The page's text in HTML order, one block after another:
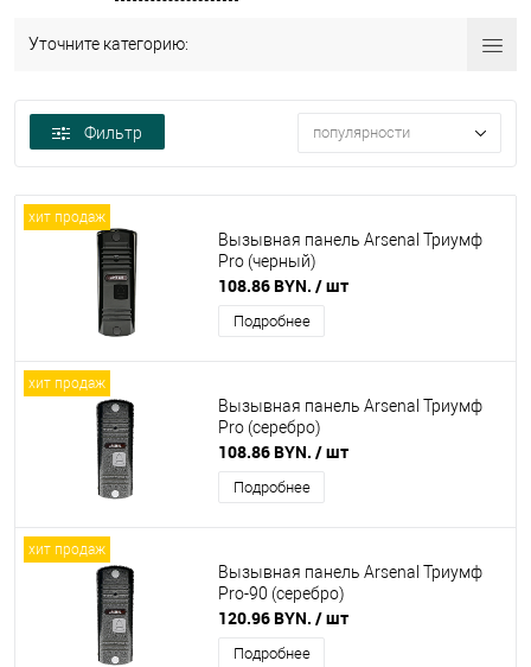
Уточните категорию:
Фильтр популярности
хит продаж
Вызывная панель Arsenal Триумф
Pro (черный)
108.86 BYN. / шт
Подробнее
хит продаж
Вызывная панель Arsenal Триумф
Pro (серебро)
108.86 BYN. / шт
Подробнее
хит продаж
Вызывная панель Arsenal Триумф
Pro-90 (серебро)
120.96 BYN. / шт
Подробнее